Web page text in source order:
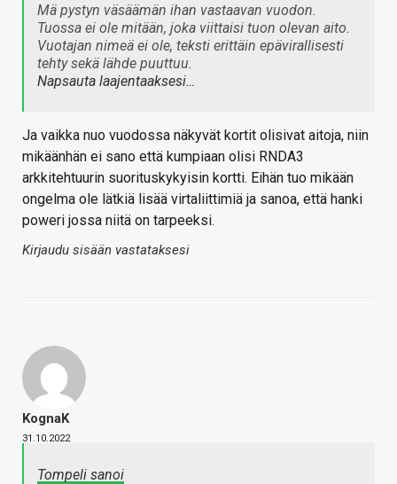
Mä pystyn väsäämän ihan vastaavan vuodon.
Tuossa ei ole mitään, joka viittaisi tuon olevan aito.
Vuotajan nimeä ei ole, teksti erittäin epävirallisesti
tehty sekä lähde puuttuu.
Napsauta laajentaaksesi…
Ja vaikka nuo vuodossa näkyvät kortit olisivat aitoja, niin
mikäänhän ei sano että kumpiaan olisi RNDA3
arkkitehtuurin suorituskykyisin kortti. Eihän tuo mikään
ongelma ole lätkiä lisää virtaliittimiä ja sanoa, että hanki
poweri jossa niitä on tarpeeksi.
Kirjaudu sisään vastataksesi
KognaK
31.10.2022
Tompeli sanoi